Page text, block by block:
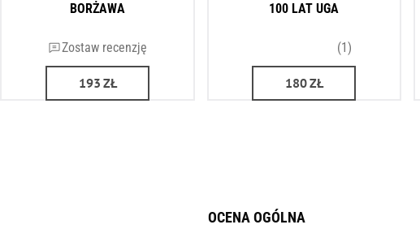
BORŻAWA
Zostaw recenzję
193 ZŁ
100 LAT UGA
(1)
180ZŁ
OCENA OGÓLNA